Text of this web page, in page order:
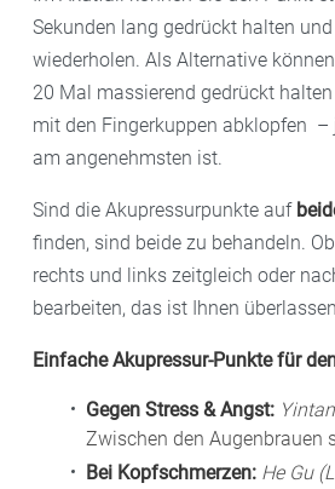
Sekunden lang gedrückt halten
wiederholen. Als Alternative
20 Mal massierend gedrückt
mit den Fingerkuppen abklopfen –
am angenehmsten ist.
Sind die Akupressurpunkte auf
finden, sind beide zu behandeln.
rechts und links zeitgleich oder
bearbeiten, das ist Ihnen
Einfache Akupressur-Punkte für
Gegen Stress & Angst:
Zwischen den Augenbrauen
Bei Kopfschmerzen: He Gu